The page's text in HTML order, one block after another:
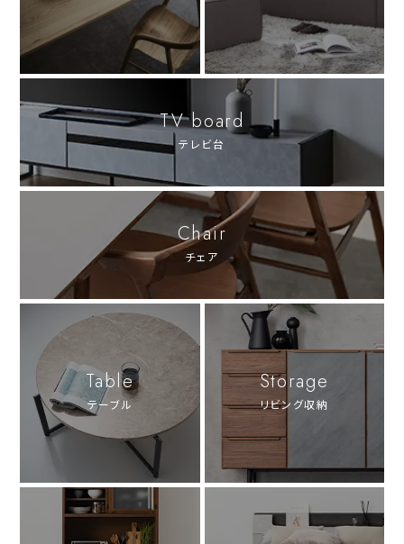
TV board
テレビ台
Chair
チェア
Table
テーブル
Storage
リビング収納